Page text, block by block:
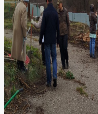
Профсоюзная
организация
Результаты
независимой
оценки
качества
на
сайте
bus.gov.ru